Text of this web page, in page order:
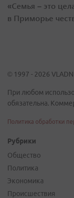
«Семья – это
в Приморье
© 1997 - 2026
При любом
обязательна.
Политика обработки
Рубрики
Общество
Политика
Экономика
Происшествия